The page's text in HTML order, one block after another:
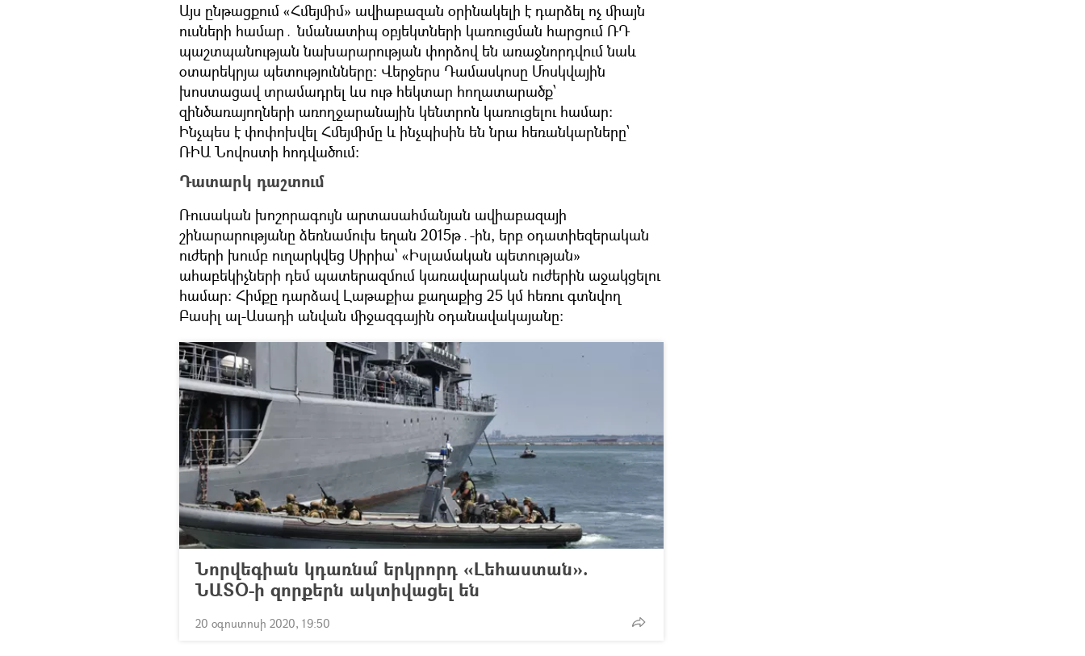
Այս ընթացքում «Հմեյմիմ» ավիաբազան օրինակելի է դարձել ոչ միայն
ուսների համար․ նմանատիպ օբյեկտների կառուցման հարցում ՌԴ
պաշտպանության նախարարության փորձով են առաջնորդվում նաև
օտարեկրյա պետությունները։ Վերջերս Դամասկոսը Մոսկվային
խոստացավ տրամադրել ևս ութ հեկտար հողատարածք՝
զինծառայողների առողջարանային կենտրոն կառուցելու համար։
Ինչպես է փոփոխվել Հմեյմիմը և ինչպիսին են նրա հեռանկարները՝
ՌԻԱ Նովոստի հոդվածում։
Դատարկ դաշտում
Ռուսական խոշորագույն արտասահմանյան ավիաբազայի
շինարարությանը ձեռնամուխ եղան 2015թ․-ին, երբ օդատիեզերական
ուժերի խումբ ուղարկվեց Սիրիա՝ «Իսլամական պետության»
ահաբեկիչների դեմ պատերազմում կառավարական ուժերին աջակցելու
համար: Հիմքը դարձավ Լաթաքիա քաղաքից 25 կմ հեռու գտնվող
Բասիլ ալ-Ասադի անվան միջազգային օդանավակայանը։
Նորվեգիան կդառնա՞ երկրորդ «Լեհաստան».
ՆԱՏՕ-ի զորքերն ակտիվացել են
20 օգոստոսի 2020, 19:50